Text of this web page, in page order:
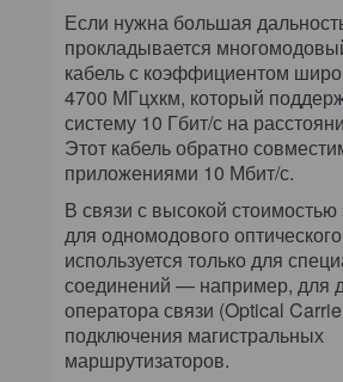
Если нужна большая
прокладывается
кабель с коэффициентом
4700 МГцxкм, который
систему 10 Гбит/с на
Этот кабель обратно
приложениями 10 Мбит/с.
В связи с высокой стоимостью
для одномодового
используется только для
соединений — например, для
оператора связи (Optical
подключения магистральных
маршрутизаторов.